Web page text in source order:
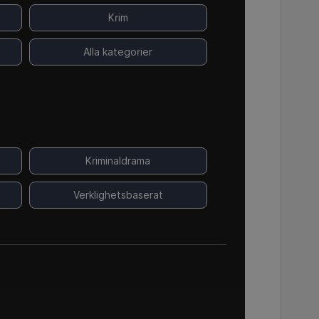
Krim
Alla kategorier
Kriminaldrama
Verklighetsbaserat